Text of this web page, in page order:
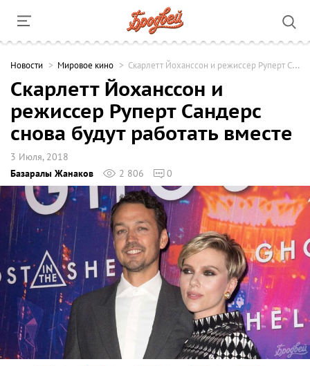
Новости Мировое кино Скарлетт Йоханссон и режиссер Руперт Сандерс снова будут работать вместе
Скарлетт Йоханссон и
режиссер Руперт Сандерс
снова будут работать вместе
3 Июля, 2018
Базаралы Жанаков
2 806 0